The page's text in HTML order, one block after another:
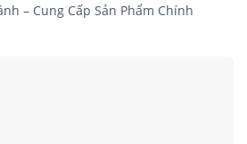
– Cung Cấp Sản Phẩm Chính